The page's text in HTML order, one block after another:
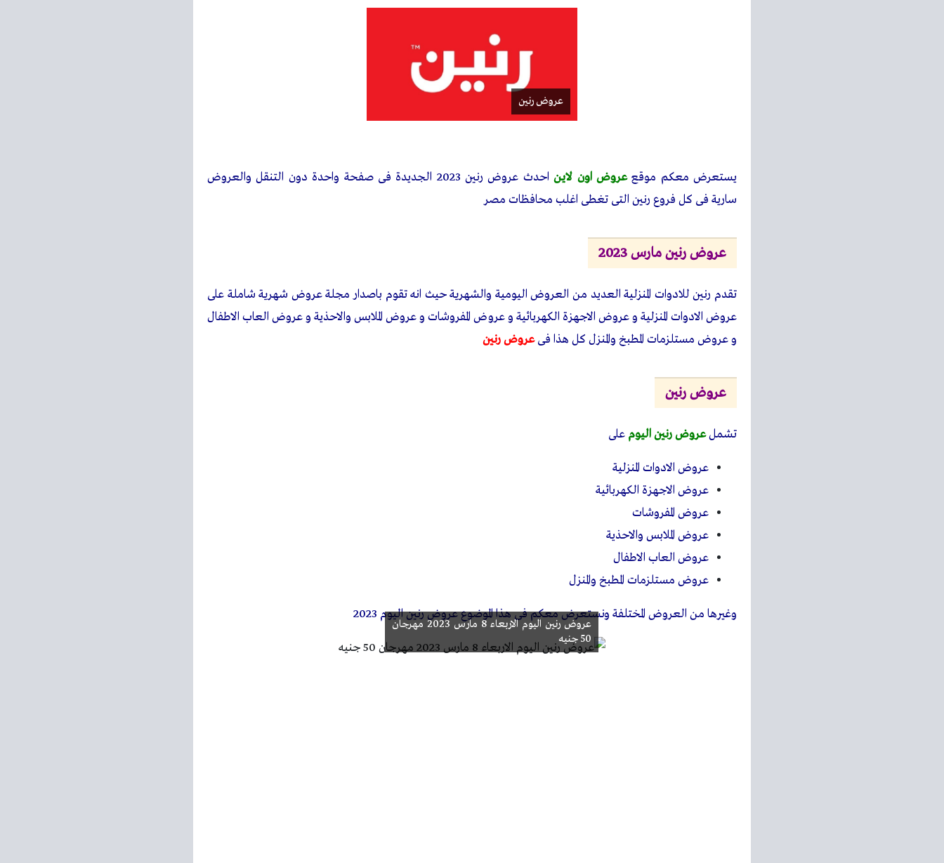
عروض رنين
يستعرض معكم موقععروض اون لاين
احدث عروض رنين 2023 الجديدة فى صفحة واحدة دون التنقل والعروض
سارية فى كل فروع رنين التى تغطى اغلب محافظات مصر
عروض رنين مارس 2023
تقدم رنين للادوات المنزلية العديد من العروض اليومية والشهرية حيث انه تقوم باصدار مجلة عروض شهرية شاملة على
عروض الادوات المنزلية و عروض الاجهزة الكهربائية و عروض المفروشات و عروض الملابس والاحذية و عروض العاب الاطفال
و عروض مستلزمات المطبخ والمنزل كل هذا فىعروض رنين
عروض رنين
تشملعروض رنين اليوم على
عروض الادوات المنزلية
عروض الاجهزة الكهربائية
عروض المفروشات
عروض الملابس والاحذية
عروض العاب الاطفال
عروض مستلزمات المطبخ والمنزل
وغيرها من العروض المختلفة ونستعرض معكم فى هذا الموضوع عروض رنين اليوم 2023
عروض رنين اليوم الاربعاء 8 مارس 2023 مهرجان
50 جنيه